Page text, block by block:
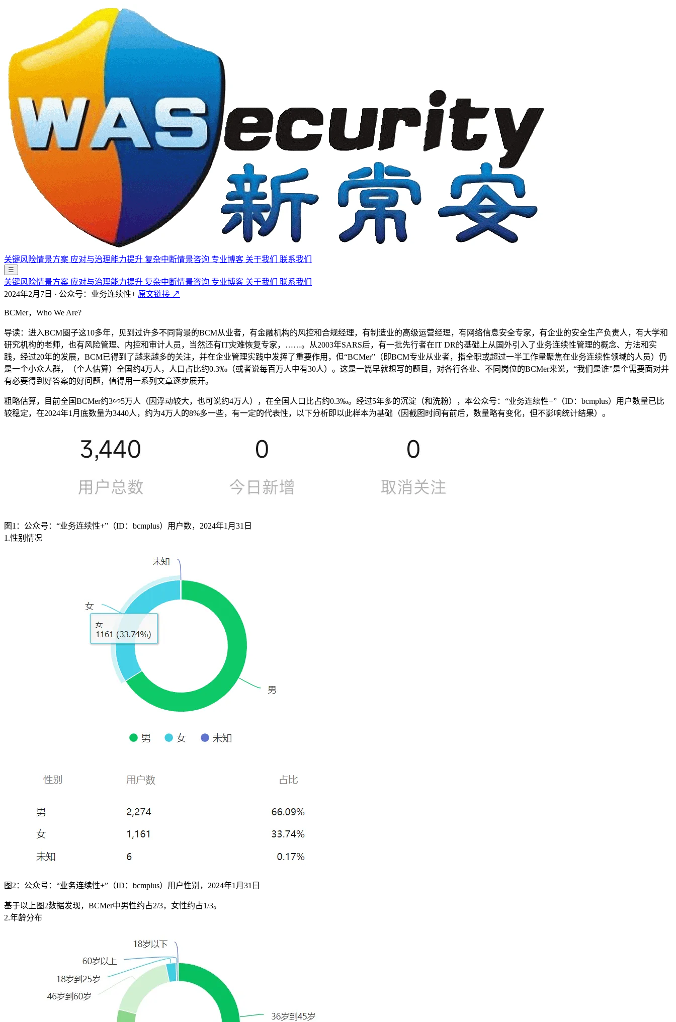
关键风险情景方案 应对与治理能力提升 复杂中断情景咨询 专业博客 关于我们 联系我们
☰
关键风险情景方案 应对与治理能力提升 复杂中断情景咨询 专业博客 关于我们 联系我们
2024年2月7日 · 公众号：业务连续性+ 原文链接 ↗
BCMer，Who We Are?
导读：进入BCM圈子这10多年，见到过许多不同背景的BCM从业者，有金融机构的风控和合规经理，有制造业的高级运营经理，有网络信息安全专家，有企业的安全生产负责人，有大学和
研究机构的老师，也有风险管理、内控和审计人员，当然还有IT灾难恢复专家，……。从2003年SARS后，有一批先行者在IT DR的基础上从国外引入了业务连续性管理的概念、方法和实
践，经过20年的发展，BCM已得到了越来越多的关注，并在企业管理实践中发挥了重要作用，但“BCMer”（即BCM专业从业者，指全职或超过一半工作量聚焦在业务连续性领域的人员）仍
是一个小众人群，（个人估算）全国约4万人，人口占比约0.3‰（或者说每百万人中有30人）。这是一篇早就想写的题目，对各行各业、不同岗位的BCMer来说，“我们是谁”是个需要面对并
有必要得到好答案的好问题，值得用一系列文章逐步展开。
粗略估算，目前全国BCMer约3∽5万人（因浮动较大，也可说约4万人），在全国人口比占约0.3‰。经过5年多的沉淀（和洗粉），本公众号：“业务连续性+”（ID：bcmplus）用户数量已比
较稳定，在2024年1月底数量为3440人，约为4万人的8%多一些，有一定的代表性，以下分析即以此样本为基础（因截图时间有前后，数量略有变化，但不影响统计结果）。
图1：公众号：“业务连续性+”（ID：bcmplus）用户数，2024年1月31日
1.性别情况
图2：公众号：“业务连续性+”（ID：bcmplus）用户性别，2024年1月31日
基于以上图2数据发现，BCMer中男性约占2/3，女性约占1/3。
2.年龄分布